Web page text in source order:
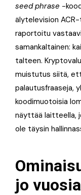
seed phrase -
älytelevision
raportoitu
samankaltainen:
talteen.
muistutus siitä,
palautusfraaseja,
koodimuotoisia
näyttää laitteella,
ole täysin
jo vuosia